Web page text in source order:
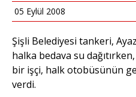
05 Eylül 2008
Şişli Belediyesi tankeri,
halka bedava su
bir işçi, halk otobüsünün
verdi.